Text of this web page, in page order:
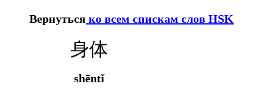
Вернуться ко всем спискам слов HSK
身体
shēntǐ